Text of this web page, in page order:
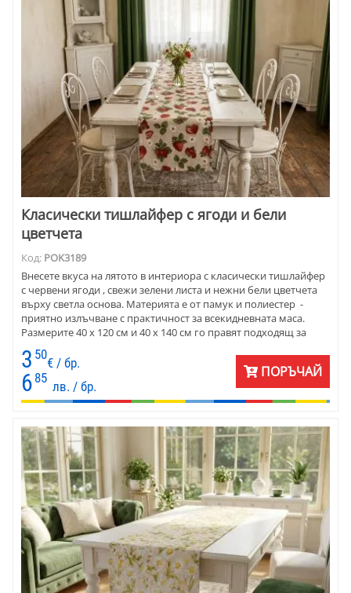
Класически тишлайфер с ягоди и бели
цветчета
Код: POK3189
Внесете вкуса на лятото в интериора с класически тишлайфер
с червени ягоди , свежи зелени листа и нежни бели цветчета
върху светла основа. Материята е от памук и полиестер -
приятно излъчване с практичност за всекидневната маса.
Размерите 40 х 120 см и 40 х 140 см го правят подходящ за
кухня, трапезария, веранда, вила или уютно заведение.
3 50
€ / бр.
6 85
лв. / бр.
ПОРЪЧАЙ